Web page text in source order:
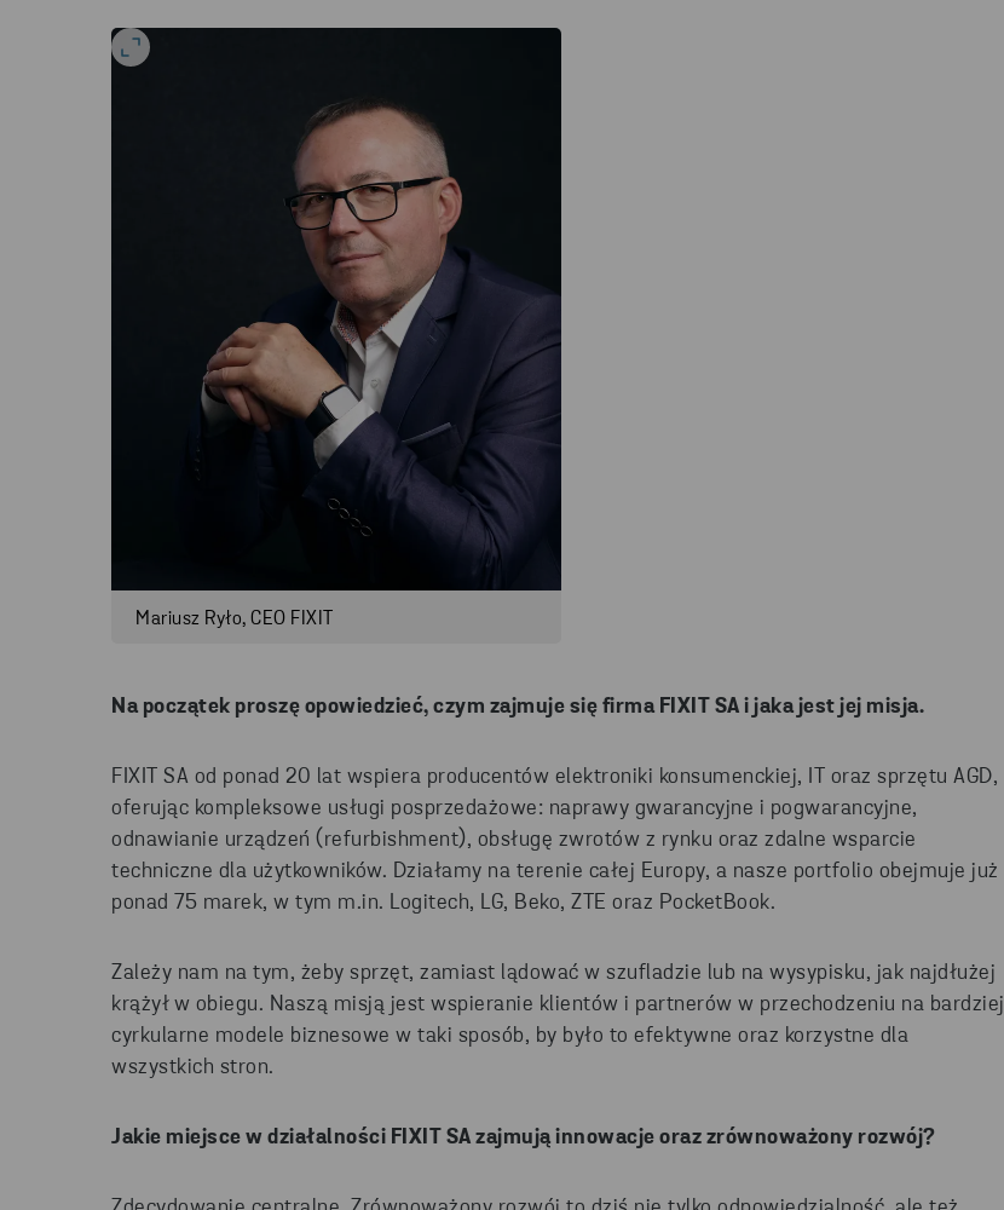
Mariusz Ryło, CEO FIXIT
Na początek proszę opowiedzieć, czym zajmuje się firma FIXIT SA i jaka jest jej misja.
FIXIT SA od ponad 20 lat wspiera producentów elektroniki konsumenckiej, IT oraz sprzętu AGD,
oferując kompleksowe usługi posprzedażowe: naprawy gwarancyjne i pogwarancyjne,
odnawianie urządzeń (refurbishment), obsługę zwrotów z rynku oraz zdalne wsparcie
techniczne dla użytkowników. Działamy na terenie całej Europy, a nasze portfolio obejmuje już
ponad 75 marek, w tym m.in. Logitech, LG, Beko, ZTE oraz PocketBook.
Zależy nam na tym, żeby sprzęt, zamiast lądować w szufladzie lub na wysypisku, jak najdłużej
krążył w obiegu. Naszą misją jest wspieranie klientów i partnerów w przechodzeniu na bardziej
cyrkularne modele biznesowe w taki sposób, by było to efektywne oraz korzystne dla
wszystkich stron.
Jakie miejsce w działalności FIXIT SA zajmują innowacje oraz zrównoważony rozwój?